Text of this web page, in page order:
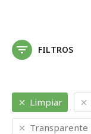
FILTROS
Limpiar
Transparente